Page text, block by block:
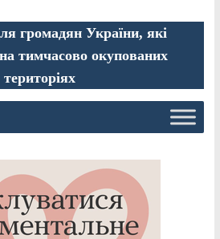
громадян України, які
тимчасово окупованих
територіях